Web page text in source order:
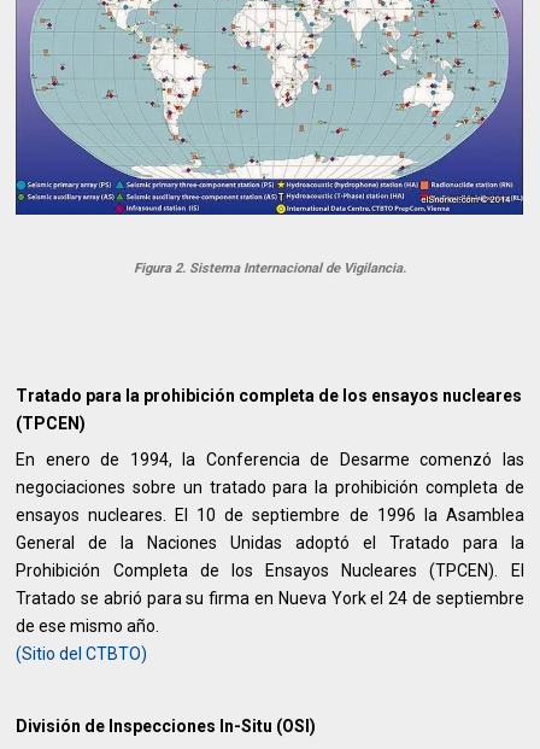
Figura 2. Sistema Internacional de Vigilancia.
Tratado para la prohibición completa de los ensayos nucleares
(TPCEN)
En enero de 1994, la Conferencia de Desarme comenzó las
negociaciones sobre un tratado para la prohibición completa de
ensayos nucleares. El 10 de septiembre de 1996 la Asamblea
General de la Naciones Unidas adoptó el Tratado para la
Prohibición Completa de los Ensayos Nucleares (TPCEN). El
Tratado se abrió para su firma en Nueva York el 24 de septiembre
de ese mismo año.
(Sitio del CTBTO)
División de Inspecciones In-Situ (OSI)